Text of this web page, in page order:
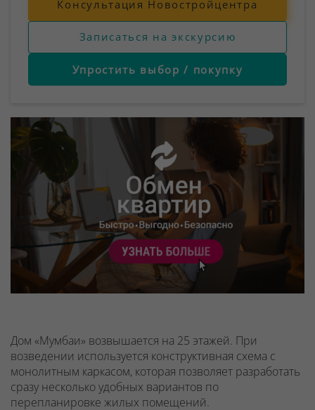
Консультация Новостройцентра
Записаться на экскурсию
Упростить выбор / покупку
Дом «Мумбаи» возвышается на 25 этажей. При
возведении используется конструктивная схема с
монолитным каркасом, которая позволяет разработать
сразу несколько удобных вариантов по
перепланировке жилых помещений.